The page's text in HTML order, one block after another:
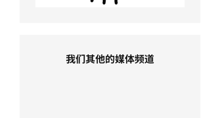
我们其他的媒体频道